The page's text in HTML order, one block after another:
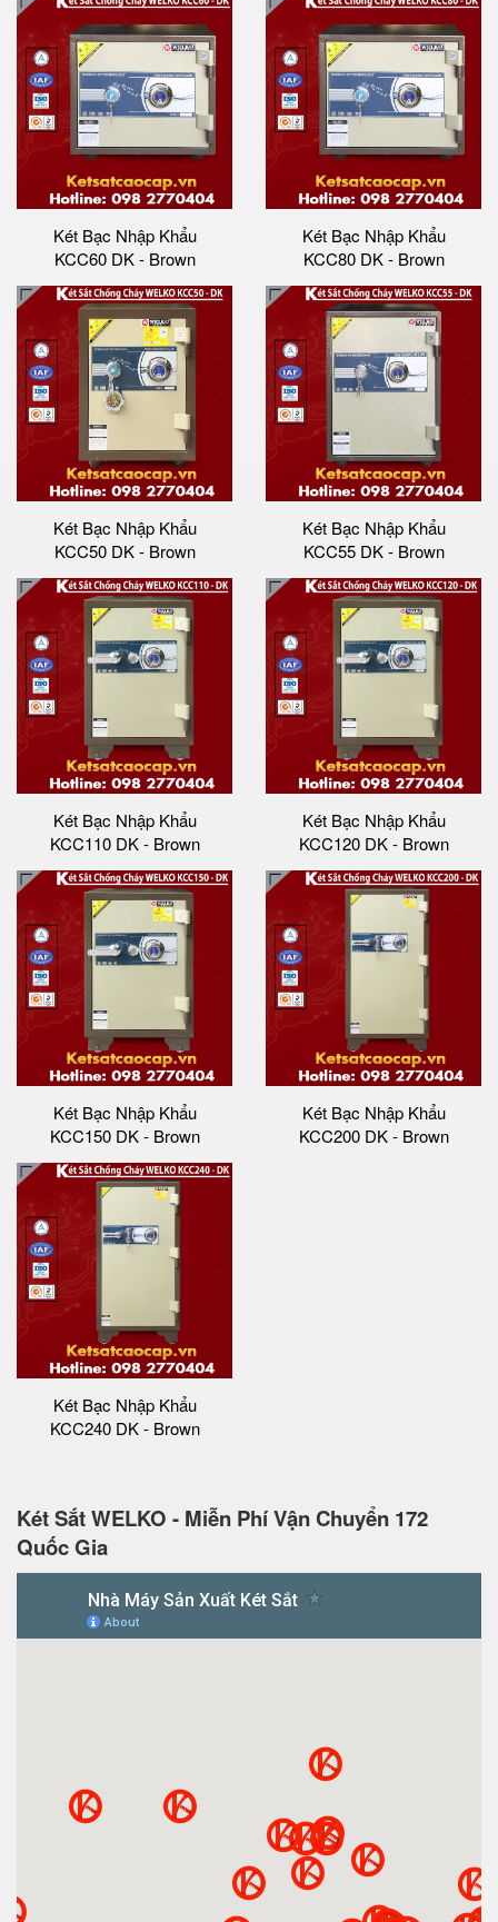
Két Bạc Nhập Khẩu
KCC60 DK - Brown
Két Bạc Nhập Khẩu
KCC80 DK - Brown
Két Bạc Nhập Khẩu
KCC50 DK - Brown
Két Bạc Nhập Khẩu
KCC55 DK - Brown
Két Bạc Nhập Khẩu
KCC110 DK - Brown
Két Bạc Nhập Khẩu
KCC120 DK - Brown
Két Bạc Nhập Khẩu
KCC150 DK - Brown
Két Bạc Nhập Khẩu
KCC200 DK - Brown
Két Bạc Nhập Khẩu
KCC240 DK - Brown
Két Sắt WELKO - Miễn Phí Vận Chuyển 172
Quốc Gia